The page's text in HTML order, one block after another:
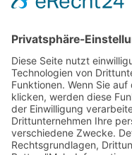
SERVICE & RECHT
Infos zur Unparteilichkeit
Kontakt
Beschwerdestelle